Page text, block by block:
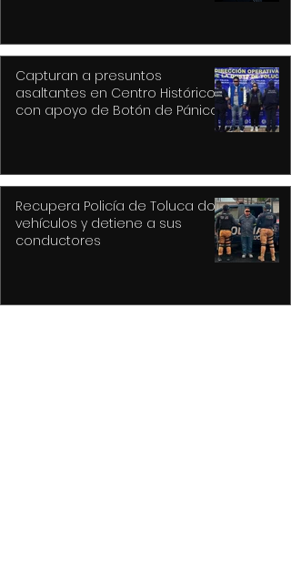
Capturan a presuntos
asaltantes en Centro Histórico
con apoyo de Botón de Pánico y
Recupera Policía de Toluca dos
vehículos y detiene a sus
conductores